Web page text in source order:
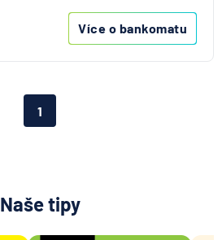
Více o bankomatu
1
Naše tipy